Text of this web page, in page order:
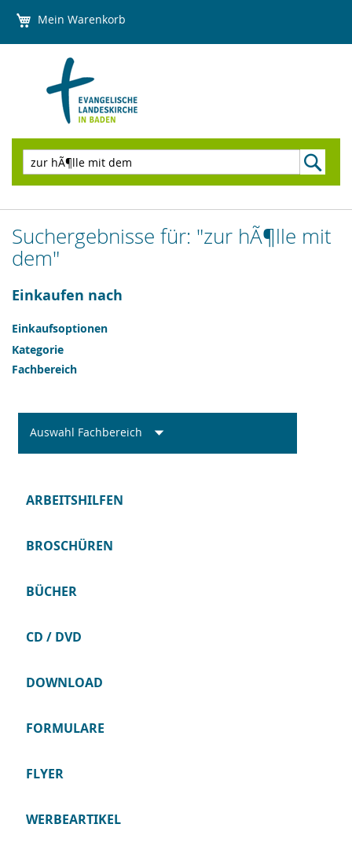
Mein Warenkorb
zum
Suchen
Suchergebnisse für: "zur hÃ¶lle mit
dem"
Einkaufen nach
Einkaufsoptionen
Kategorie
Fachbereich
Auswahl Fachbereich
ARBEITSHILFEN
BROSCHÜREN
BÜCHER
CD / DVD
DOWNLOAD
FORMULARE
FLYER
WERBEARTIKEL